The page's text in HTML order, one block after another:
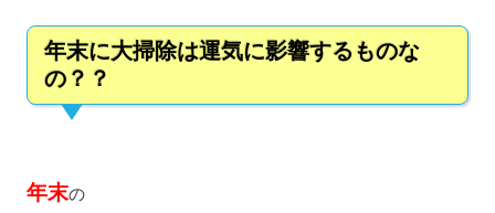
年末に大掃除は運気に影響するものな
の？？
年末の